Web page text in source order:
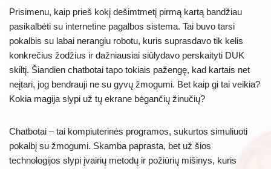
Prisimenu, kaip prieš kokį dešimtmetį pirmą kartą bandžiau
pasikalbėti su internetine pagalbos sistema. Tai buvo tarsi
pokalbis su labai nerangiu robotu, kuris suprasdavo tik kelis
konkrečius žodžius ir dažniausiai siūlydavo perskaityti DUK
skiltį. Šiandien chatbotai tapo tokiais pažengę, kad kartais net
neįtari, jog bendrauji ne su gyvų žmogumi. Bet kaip gi tai veikia?
Kokia magija slypi už tų ekrane bėgančių žinučių?
Chatbotai – tai kompiuterinės programos, sukurtos simuliuoti
pokalbį su žmogumi. Skamba paprasta, bet už šios
technologijos slypi įvairių metodų ir požiūrių mišinys, kuris